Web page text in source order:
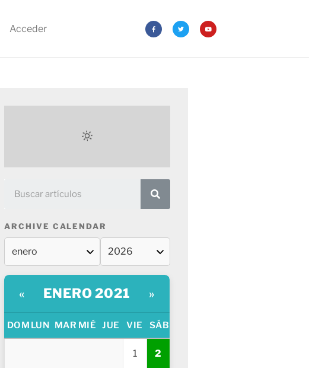
Acceder
ARCHIVE CALENDAR
« ENERO 2021 »
DOM LUN MAR MIÉ JUE VIE SÁB
1 2